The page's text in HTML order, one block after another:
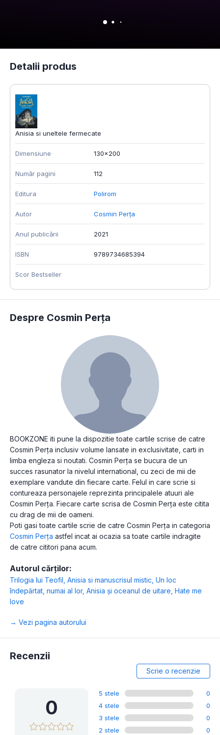
Detalii produs
Anisia si uneltele fermecate
Dimensiune 130x200
Număr pagini 112
Editura Polirom
Autor Cosmin Perța
Anul publicării 2021
ISBN 9789734685394
Scor Bestseller
Despre Cosmin Perța
BOOKZONE iti pune la dispozitie toate cartile scrise de catre
Cosmin Perța inclusiv volume lansate in exclusivitate, carti in
limba engleza si noutati. Cosmin Perța se bucura de un
succes rasunator la nivelul international, cu zeci de mii de
exemplare vandute din fiecare carte. Felul in care scrie si
contureaza personajele reprezinta principalele atuuri ale
Cosmin Perța. Fiecare carte scrisa de Cosmin Perța este citita
cu drag de mii de oameni.
Poti gasi toate cartile scrie de catre Cosmin Perța in categoria
Cosmin Perța astfel incat ai ocazia sa toate cartile indragite
de catre cititori pana acum.
Autorul cărților:
Trilogia lui Teofil , Anisia si manuscrisul mistic, Un loc
îndepărtat, numai al lor, Anisia şi oceanul de uitare, Hate me
love
→ Vezi pagina autorului
Recenzii
Scrie o recenzie
0
5 stele
0
4 stele
0
3 stele
0
2 stele
0